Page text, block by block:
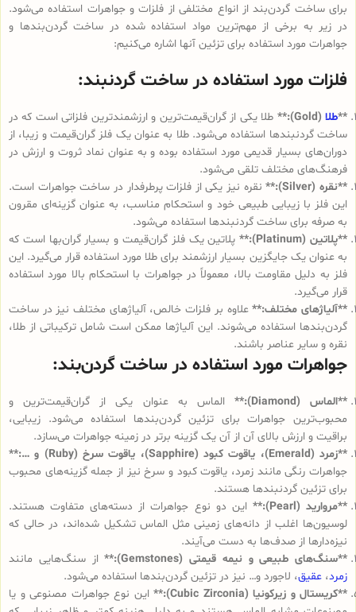
برای ساخت گردن‌بند از انواع مختلفی از فلزات و جواهرات استفاده می‌شود.
در زیر به برخی از مهم‌ترین مواد استفاده شده در ساخت گردن‌بندها و
جواهرات مورد استفاده برای تزئین آنها اشاره می‌کنیم:
فلزات مورد استفاده در ساخت گردنبند:
**طلا(Gold):**
طلا یکی از گران‌قیمت‌ترین و ارزشمندترین فلزاتی است که در
ساخت گردنبندها استفاده می‌شود. طلا به عنوان یک فلز گران‌قیمت و زیبا، از
دوران‌های بسیار قدیمی مورد استفاده بوده و به عنوان نماد ثروت و ارزش در
فرهنگ‌های مختلف تلقی می‌شود.
**نقره (Silver):**
نقره نیز یکی از فلزات پرطرفدار در ساخت جواهرات است.
این فلز با زیبایی طبیعی خود و استحکام مناسب، به عنوان گزینه‌ای مقرون
به صرفه برای ساخت گردنبندها استفاده می‌شود.
**پلاتین (Platinum):**
پلاتین یک فلز گران‌قیمت و بسیار گران‌بها است که
به عنوان یک جایگزین بسیار ارزشمند برای طلا مورد استفاده قرار می‌گیرد. این
فلز به دلیل مقاومت بالا، معمولاً در جواهرات با استحکام بالا مورد استفاده
قرار می‌گیرد.
**آلیاژهای مختلف:**علاوه بر فلزات خالص، آلیاژهای مختلف نیز در ساخت
گردن‌بندها استفاده می‌شوند. این آلیاژها ممکن است شامل ترکیباتی از طلا،
نقره و سایر عناصر باشند.
جواهرات مورد استفاده در ساخت گردن‌بند:
**الماس (Diamond):**
الماس به عنوان یکی از گران‌قیمت‌ترین و
محبوب‌ترین جواهرات برای تزئین گردن‌بندها استفاده می‌شود. زیبایی،
براقیت و ارزش بالای آن از آن یک گزینه برتر در زمینه جواهرات می‌سازد.
**زمرد (Emerald)، یاقوت کبود (Sapphire)، یاقوت سرخ (Ruby) و …:**
جواهرات رنگی مانند زمرد، یاقوت کبود و سرخ نیز از جمله گزینه‌های محبوب
برای تزئین گردنبندها هستند.
**مروارید (Pearl):**
این دو نوع جواهرات از دسته‌های متفاوت هستند.
لوسیون‌ها اغلب از دانه‌های زمینی مثل الماس تشکیل شده‌اند، در حالی که
نیزه‌دارها از صدف‌ها به دست می‌آیند.
**سنگ‌های طبیعی و نیمه قیمتی (Gemstones):**
از سنگ‌هایی مانند
زمرد، عقیق، لاجورد و… نیز در تزئین گردن‌بندها استفاده می‌شود.
**کریستال و زیرکونیا (Cubic Zirconia):**
این نوع جواهرات مصنوعی و یا